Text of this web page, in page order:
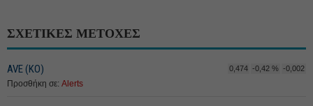
ΣΧΕΤΙΚΕΣ ΜΕΤΟΧΕΣ
AVE (ΚΟ) 0,474 -0,42 % -0,002
Προσθήκη σε: Alerts